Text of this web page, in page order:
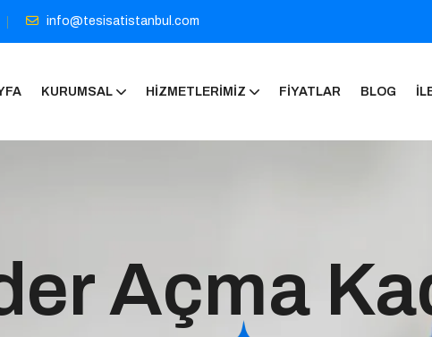
info@tesisatistanbul.com
KURUMSAL HIZMETLERIMIZ FIYATLAR BLOG
Açma